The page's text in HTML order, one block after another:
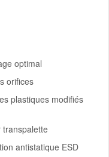
optimal
orifices
plastiques modifiés
transpalette
antistatique ESD